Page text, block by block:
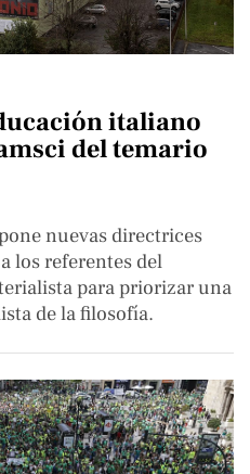
italiano
del temario
nuevas directrices
los referentes del
para priorizar una
de la filosofía.